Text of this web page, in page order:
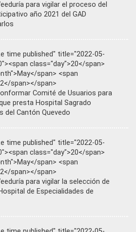
para vigilar el proceso del
año 2021 del GAD
time published" title="2022-05-
class="day">20</span>
span> <span
span></span>
Comité de Usuarios para
presta Hospital Sagrado
del Cantón Quevedo
time published" title="2022-05-
class="day">20</span>
span> <span
span></span>
para vigilar la selección de
de Especialidades de